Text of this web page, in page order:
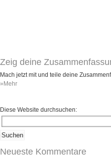
Zeig deine
Mach jetzt mit und teile deine
»Mehr
Diese Website durchsuchen:
Neueste Kommentare